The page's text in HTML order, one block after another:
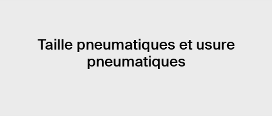
Taille pneumatiques et usure
pneumatiques